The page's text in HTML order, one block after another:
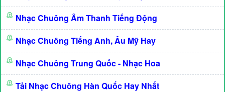
Nhạc Chuông Âm Thanh Tiếng Động
Nhạc Chuông Tiếng Anh, Âu Mỹ Hay
Nhạc Chuông Trung Quốc - Nhạc Hoa
Tải Nhạc Chuông Hàn Quốc Hay Nhất